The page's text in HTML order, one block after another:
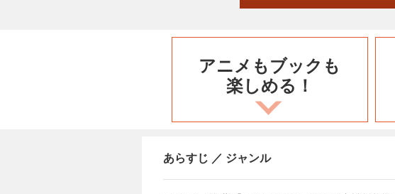
アニメもブックも
楽しめる！
あらすじ ／ ジャンル